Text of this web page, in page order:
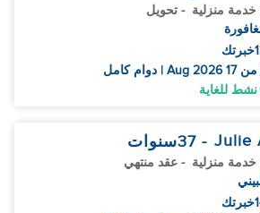
خدمة منزلية - تحويل
من 17 Aug 2026 | دوام كامل
نشط للغاية
Julie
- 37 سنوات
خدمة منزلية - عقد منتهي